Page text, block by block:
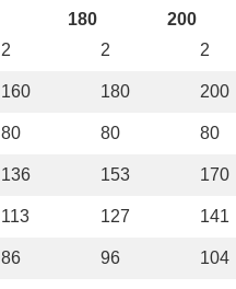
180 200
2 2 2
160 180 200
80 80 80
136 153 170
113 127 141
86 96 104